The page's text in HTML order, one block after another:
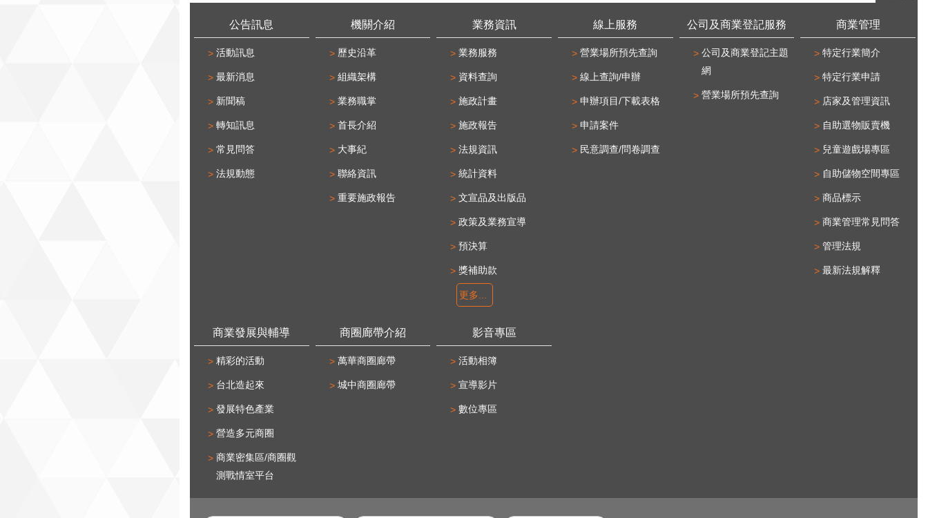
公告訊息
活動訊息
最新消息
新聞稿
轉知訊息
常見問答
法規動態
機關介紹
歷史沿革
組織架構
業務職掌
首長介紹
大事紀
聯絡資訊
重要施政報告
業務資訊
業務服務
資料查詢
施政計畫
施政報告
法規資訊
統計資料
文宣品及出版品
政策及業務宣導
預決算
獎補助款
更多...
線上服務
營業場所預先查詢
線上查詢/申辦
申辦項目/下載表格
申請案件
民意調查/問卷調查
公司及商業登記服務
公司及商業登記主題
網
營業場所預先查詢
商業管理
特定行業簡介
特定行業申請
店家及管理資訊
自助選物販賣機
兒童遊戲場專區
自助儲物空間專區
商品標示
商業管理常見問答
管理法規
最新法規解釋
商業發展與輔導
精彩的活動
台北造起來
發展特色產業
營造多元商圈
商業密集區/商圈觀
測戰情室平台
商圈廊帶介紹
萬華商圈廊帶
城中商圈廊帶
影音專區
活動相簿
宣導影片
數位專區